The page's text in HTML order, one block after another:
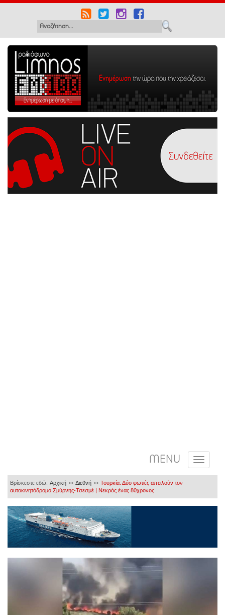
MENU
Βρίσκεστε εδώ: Αρχική >> Διεθνή >> Τουρκία: Δύο φωτιές απειλούν τον
αυτοκινητόδρομο Σμύρνης-Τσεσμέ | Νεκρός ένας 80χρονος